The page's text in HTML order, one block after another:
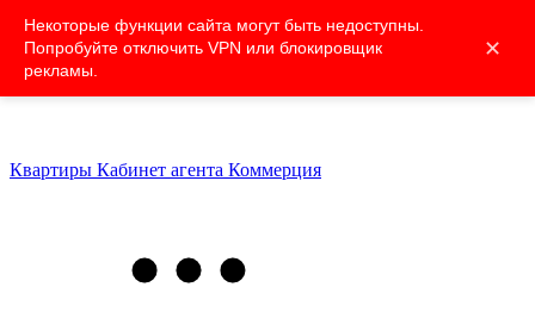
Некоторые функции сайта могут быть недоступны.
Попробуйте отключить VPN или блокировщик
рекламы.
✕
Квартиры Кабинет агента Коммерция